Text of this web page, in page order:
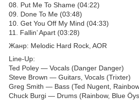
08. Put Me To Shame (04:22)
09. Done To Me (03:48)
10. Get You Off My Mind (04:33)
11. Fallin’ Apart (03:28)
Жанр: Melodic Hard Rock, AOR
Line-Up:
Ted Poley — Vocals (Danger Danger)
Steve Brown — Guitars, Vocals (Trixter)
Greg Smith — Bass (Ted Nugent,
Chuck Burgi — Drums (Rainbow, Blue